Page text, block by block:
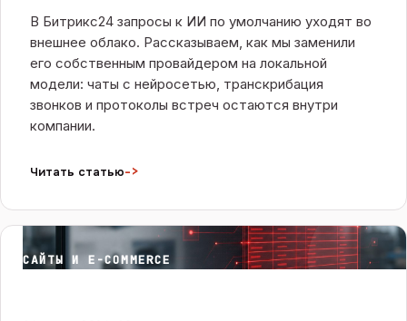
В Битрикс24 запросы к ИИ по умолчанию уходят во
внешнее облако. Рассказываем, как мы заменили
его собственным провайдером на локальной
модели: чаты с нейросетью, транскрибация
звонков и протоколы встреч остаются внутри
компании.
Читать статью->
САЙТЫ И E-COMMERCE